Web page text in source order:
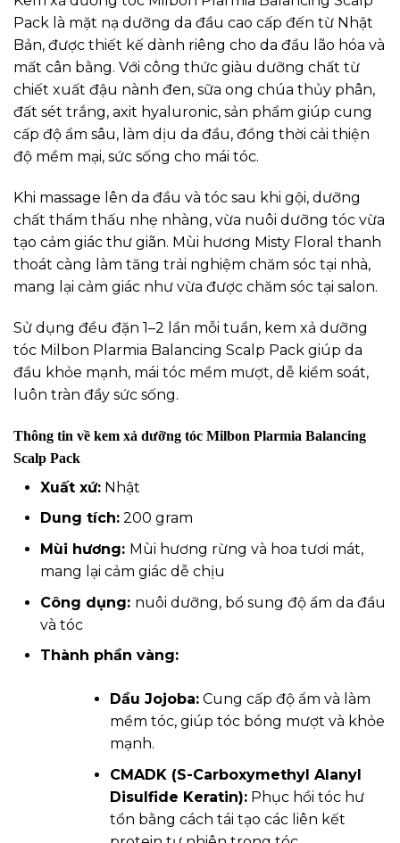
Pack là mặt nạ dưỡng da đầu cao cấp đến từ Nhật
Bản, được thiết kế dành riêng cho da đầu lão hóa và
mất cân bằng. Với công thức giàu dưỡng chất từ
chiết xuất đậu nành đen, sữa ong chúa thủy phân,
đất sét trắng, axit hyaluronic, sản phẩm giúp cung
cấp độ ẩm sâu, làm dịu da đầu, đồng thời cải thiện
độ mềm mại, sức sống cho mái tóc.
Khi massage lên da đầu và tóc sau khi gội, dưỡng
chất thẩm thấu nhẹ nhàng, vừa nuôi dưỡng tóc vừa
tạo cảm giác thư giãn. Mùi hương Misty Floral thanh
thoát càng làm tăng trải nghiệm chăm sóc tại nhà,
mang lại cảm giác như vừa được chăm sóc tại salon.
Sử dụng đều đặn 1–2 lần mỗi tuần, kem xả dưỡng
tóc Milbon Plarmia Balancing Scalp Pack giúp da
đầu khỏe mạnh, mái tóc mềm mượt, dễ kiểm soát,
luôn tràn đầy sức sống.
Thông tin về kem xả dưỡng tóc Milbon Plarmia Balancing
Scalp Pack
Xuất xứ: Nhật
Dung tích: 200 gram
Mùi hương: Mùi hương rừng và hoa tươi mát,
mang lại cảm giác dễ chịu
Công dụng: nuôi dưỡng, bổ sung độ ẩm da đầu
và tóc
Thành phần vàng:
Dầu Jojoba: Cung cấp độ ẩm và làm
mềm tóc, giúp tóc bóng mượt và khỏe
mạnh.
CMADK (S-Carboxymethyl Alanyl
Disulfide Keratin): Phục hồi tóc hư
tổn bằng cách tái tạo các liên kết